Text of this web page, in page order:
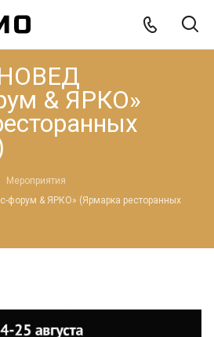
& ЯРКО»
Мероприятия
форум & ЯРКО» (Ярмарка ресторанных